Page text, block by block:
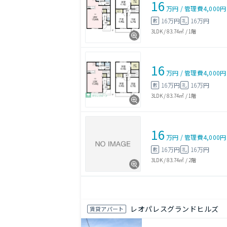
16 万円 /管理費4,000円
敷 16万円 礼 16万円
3LDK/83.74㎡ / 1階
16 万円 /管理費4,000円
敷 16万円 礼 16万円
3LDK/83.74㎡ / 1階
16 万円 /管理費4,000円
敷 16万円 礼 16万円
3LDK/83.74㎡ / 2階
賃貸アパート レオパレスグランドヒルズ